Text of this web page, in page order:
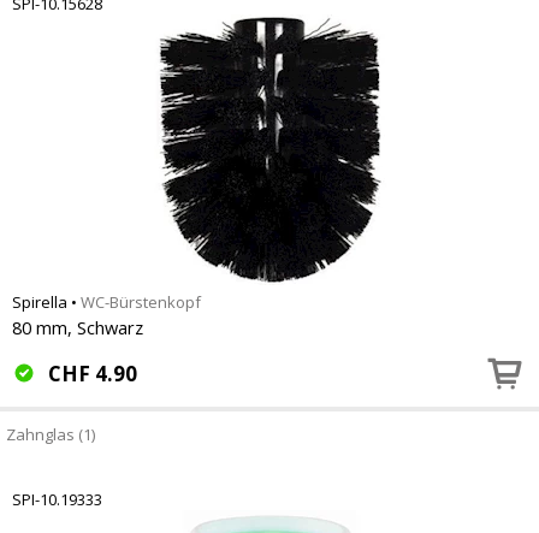
Spirella • WC-Bürstenkopf
80 mm, Schwarz
CHF 4.90
Zahnglas (1)
SPI-10.19333